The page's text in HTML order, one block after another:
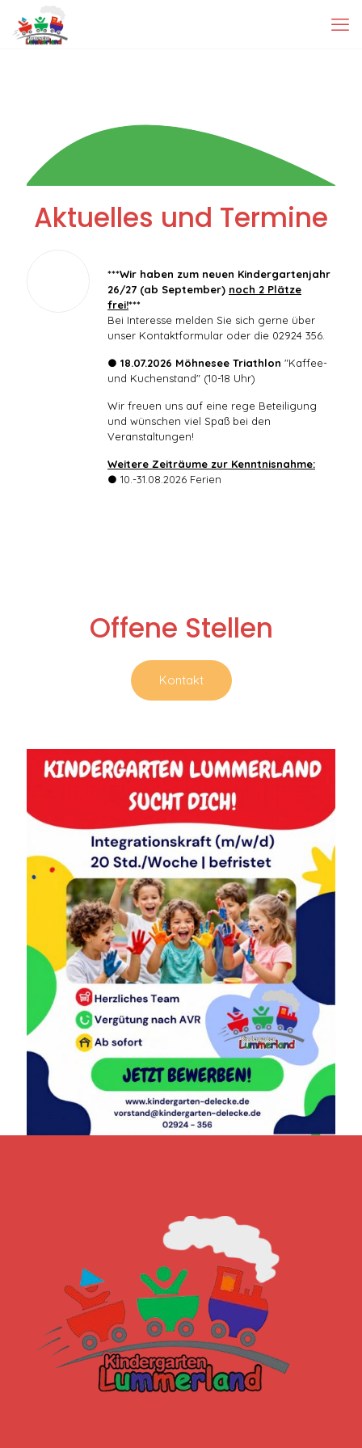
Aktuelles und Termine
***Wir haben zum neuen Kindergartenjahr
26/27 (ab September) noch 2 Plätze
frei!***
Bei Interesse melden Sie sich gerne über
unser Kontaktformular oder die 02924 356.
● 18.07.2026 Möhnesee Triathlon "Kaffee-
und Kuchenstand" (10-18 Uhr)
Wir freuen uns auf eine rege Beteiligung
und wünschen viel Spaß bei den
Veranstaltungen!
Weitere Zeiträume zur Kenntnisnahme:
● 10.-31.08.2026 Ferien
Offene Stellen
Kontakt